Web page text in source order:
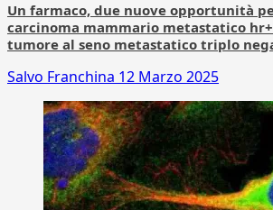
Un farmaco, due nuove opportunità
carcinoma mammario metastatico
tumore al seno metastatico triplo
Salvo Franchina 12 Marzo 2025